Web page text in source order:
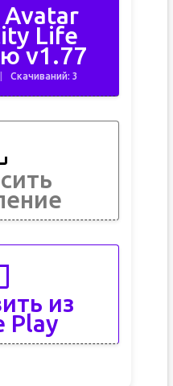
Avatar
Life
v1.77
Скачиваний: 3
из
Play